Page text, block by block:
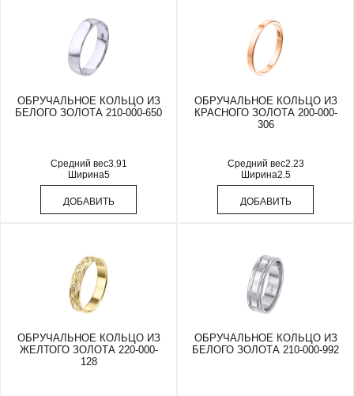
ОБРУЧАЛЬНОЕ КОЛЬЦО ИЗ
БЕЛОГО ЗОЛОТА 210-000-650
Средний вес3.91
Ширина5
ДОБАВИТЬ
ОБРУЧАЛЬНОЕ КОЛЬЦО ИЗ
КРАСНОГО ЗОЛОТА 200-000-
306
Средний вес2.23
Ширина2.5
ДОБАВИТЬ
ОБРУЧАЛЬНОЕ КОЛЬЦО ИЗ
ЖЕЛТОГО ЗОЛОТА 220-000-
128
ОБРУЧАЛЬНОЕ КОЛЬЦО ИЗ
БЕЛОГО ЗОЛОТА 210-000-992